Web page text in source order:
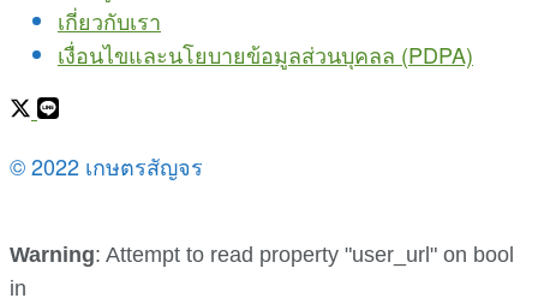
เกี่ยวกับเรา
เงื่อนไขและนโยบายข้อมูลส่วนบุคลล (PDPA)
© 2022 เกษตรสัญจร
Warning: Attempt to read property "user_url" on bool
in